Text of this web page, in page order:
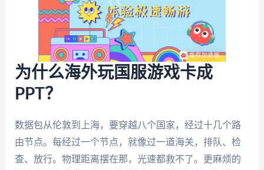
为什么海外玩国服游戏卡成
PPT？
数据包从伦敦到上海，要穿越八个国家，经过十几个路
由节点。每经过一个节点，就像过一道海关，排队、检
查、放行。物理距离摆在那，光速都救不了。更麻烦的